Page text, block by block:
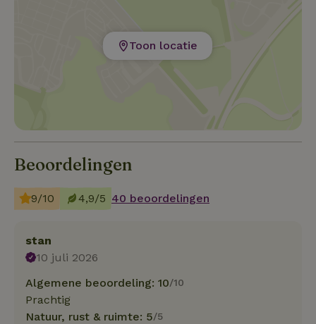
Toon locatie
Beoordelingen
9/10 4,9/5 40 beoordelingen
stan
10 juli 2026
Algemene beoordeling: 10/10
Prachtig
Natuur, rust & ruimte: 5/5